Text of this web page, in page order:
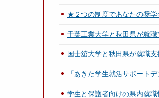
★２つの制度であなたの奨
千葉工業大学と秋田県が就
国士舘大学と秋田県が就職
「あきた学生就活サポート
学生と保護者向けの県内就職